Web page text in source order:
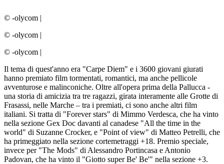
© -olycom |
© -olycom |
© -olycom |
Il tema di quest'anno era "Carpe Diem" e i 3600 giovani giurati
hanno premiato film tormentati, romantici, ma anche pellicole
avventurose e malinconiche. Oltre all'opera prima della Pallucca -
una storia di amicizia tra tre ragazzi, girata interamente alle Grotte di
Frasassi, nelle Marche – tra i premiati, ci sono anche altri film
italiani. Si tratta di "Forever stars" di Mimmo Verdesca, che ha vinto
nella sezione Gex Doc davanti al canadese "All the time in the
world" di Suzanne Crocker, e "Point of view" di Matteo Petrelli, che
ha primeggiato nella sezione cortemetraggi +18. Premio speciale,
invece per "The Mods" di Alessandro Portincasa e Antonio
Padovan, che ha vinto il "Giotto super Be' Be'" nella sezione +3.